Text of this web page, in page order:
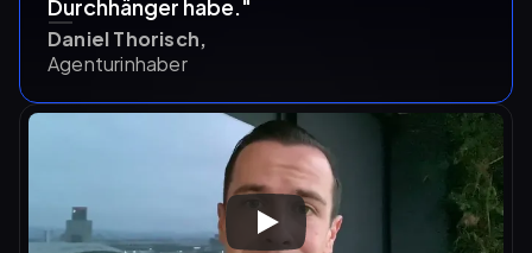
Daniel Thorisch,
Agenturinhaber